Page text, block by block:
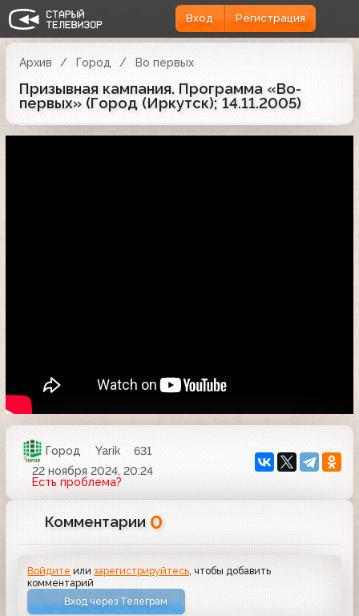
Вход Регистрация
Архив Город Во первых
Призывная кампания. Программа «Во-
первых» (Город (Иркутск); 14.11.2005)
Город Yarik
631
22 ноября 2024, 20:24
Есть проблема?
Комментарии 0
Войдите илизарегистрируйтесь , чтобы добавить
комментарий
Вход через Телеграм